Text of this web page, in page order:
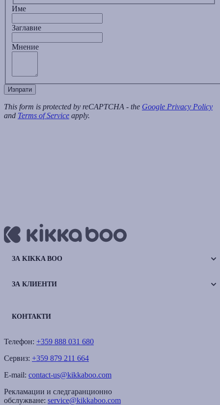
Име
Заглавиe
Мнение
Изпрати
This form is protected by reCAPTCHA - the Google Privacy Policy
and Terms of Service apply.
ЗА KIKKA BOO
ЗА КЛИЕНТИ
КОНТАКТИ
Телефон: +359 888 031 680
Сервиз: +359 879 211 664
E-mail: contact-us@kikkaboo.com
Рекламации и следгаранционно
обслужване: service@kikkaboo.com